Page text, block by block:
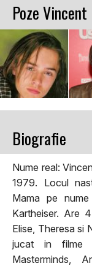
Poze
Biografie
Nume real:
1979. Locul
Mama pe
Kartheiser. Are
Elise, Theresa si
jucat in filme
Masterminds,